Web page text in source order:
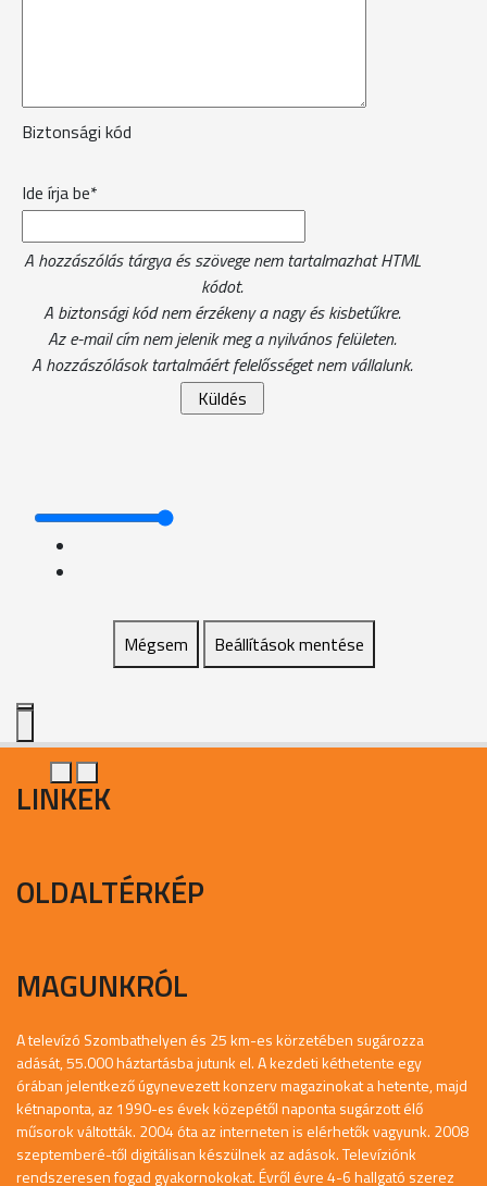
Biztonsági kód
Ide írja be*
A hozzászólás tárgya és szövege nem tartalmazhat HTML
kódot.
A biztonsági kód nem érzékeny a nagy és kisbetűkre.
Az e-mail cím nem jelenik meg a nyilvános felületen.
A hozzászólások tartalmáért felelősséget nem vállalunk.
Mégsem Beállítások mentése
LINKEK
OLDALTÉRKÉP
MAGUNKRÓL
A televízó Szombathelyen és 25 km-es körzetében sugározza
adását, 55.000 háztartásba jutunk el. A kezdeti kéthetente egy
órában jelentkező úgynevezett konzerv magazinokat a hetente, majd
kétnaponta, az 1990-es évek közepétől naponta sugárzott élő
műsorok váltották. 2004 óta az interneten is elérhetők vagyunk. 2008
szeptemberé-től digitálisan készülnek az adások. Televíziónk
rendszeresen fogad gyakornokokat. Évről évre 4-6 hallgató szerez